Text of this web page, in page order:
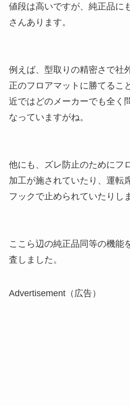
値段は高いですが、純正品に
さんあります。
例えば、型取りの精密さで社
正のフロアマットに勝てるこ
近ではどのメーカーでも全く
なっていますがね。
他にも、ズレ防止のためにフ
加工が施されていたり、運転
フックで止められていたりし
ここら辺の純正品同等の機能
査しました。
Advertisement（広告）